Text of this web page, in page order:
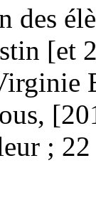
des
[et
;